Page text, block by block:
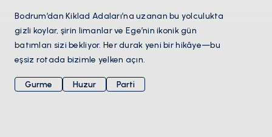
Bodrum’dan Kiklad Adaları’na uzanan bu yolculukta
gizli koylar, şirin limanlar ve Ege’nin ikonik gün
batımları sizi bekliyor. Her durak yeni bir hikâye—bu
eşsiz rotada bizimle yelken açın.
Gurme Huzur Parti